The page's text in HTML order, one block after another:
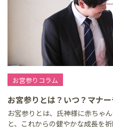
お宮参りコラム
お宮参りとは？いつ？マナ
お宮参りとは、氏神様に赤ちゃ
と、これからの健やかな成長を